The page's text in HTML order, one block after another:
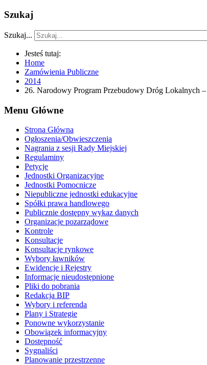
Szukaj
Szukaj...
Jesteś tutaj:
Home
Zamówienia Publiczne
2014
26. Narodowy Program Przebudowy Dróg Lokalnych
Menu Główne
Strona Główna
Ogłoszenia/Obwieszczenia
Nagrania z sesji Rady Miejskiej
Regulaminy
Petycje
Jednostki Organizacyjne
Jednostki Pomocnicze
Niepubliczne jednostki edukacyjne
Spółki prawa handlowego
Publicznie dostępny wykaz danych
Organizacje pozarządowe
Kontrole
Konsultacje
Konsultacje rynkowe
Wybory ławników
Ewidencje i Rejestry
Informacje nieudostępnione
Pliki do pobrania
Redakcja BIP
Wybory i referenda
Plany i Strategie
Ponowne wykorzystanie
Obowiązek informacyjny
Dostępność
Sygnaliści
Planowanie przestrzenne